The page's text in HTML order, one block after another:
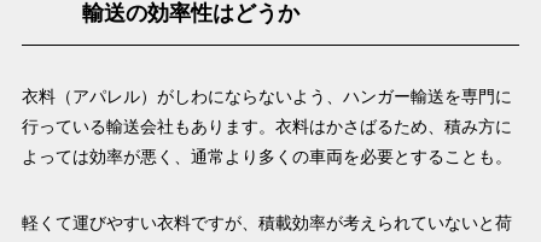
輸送の効率性はどうか
衣料（アパレル）がしわにならないよう、ハンガー輸送を専門に
行っている輸送会社もあります。衣料はかさばるため、積み方に
よっては効率が悪く、通常より多くの車両を必要とすることも。
軽くて運びやすい衣料ですが、積載効率が考えられていないと荷